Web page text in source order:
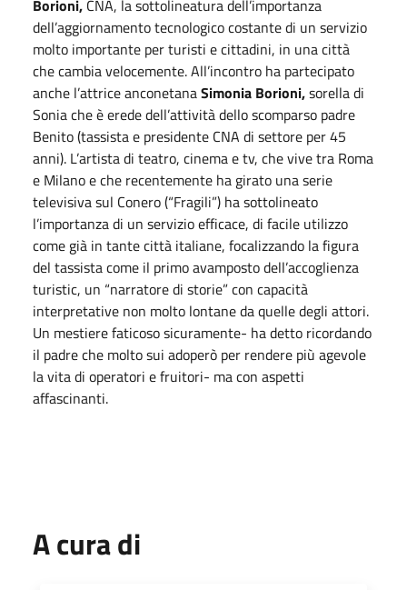
Borioni, CNA, la sottolineatura dell’importanza
dell’aggiornamento tecnologico costante di un servizio
molto importante per turisti e cittadini, in una città
che cambia velocemente. All’incontro ha partecipato
anche l’attrice anconetanaSimonia Borioni,sorella di
Sonia che è erede dell’attività dello scomparso padre
Benito (tassista e presidente CNA di settore per 45
anni). L’artista di teatro, cinema e tv, che vive tra Roma
e Milano e che recentemente ha girato una serie
televisiva sul Conero (“Fragili”) ha sottolineato
l’importanza di un servizio efficace, di facile utilizzo
come già in tante città italiane, focalizzando la figura
del tassista come il primo avamposto dell’accoglienza
turistic, un “narratore di storie” con capacità
interpretative non molto lontane da quelle degli attori.
Un mestiere faticoso sicuramente- ha detto ricordando
il padre che molto sui adoperò per rendere più agevole
la vita di operatori e fruitori- ma con aspetti
affascinanti.
A cura di